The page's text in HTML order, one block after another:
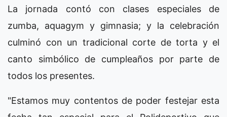
La jornada contó con clases especiales de
zumba, aquagym y gimnasia; y la celebración
culminó con un tradicional corte de torta y el
canto simbólico de cumpleaños por parte de
todos los presentes.
"Estamos muy contentos de poder festejar esta